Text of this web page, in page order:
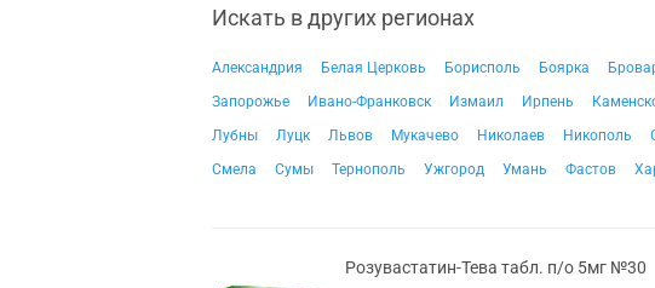
Искать в других регионах
Александрия Белая Церковь Борисполь Боярка
Запорожье
Ивано-Франковск Измаил Ирпень
Лубны
Луцк Львов Мукачево Николаев Никополь
Смела
Сумы Тернополь Ужгород Умань Фастов
Розувастатин-Тева табл. п/о 5мг №30